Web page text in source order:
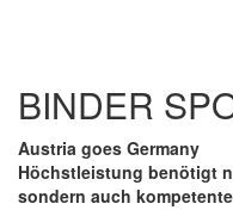
BINDER
Austria goes Germany
Höchstleistung benötigt
sondern auch